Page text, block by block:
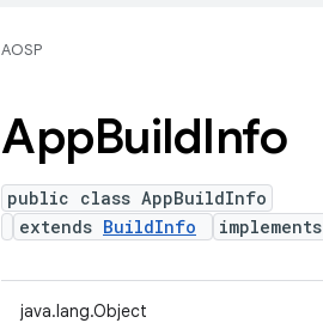
AOSP
AppBuildInfo
public class AppBuildInfo
extends BuildInfo implements
java.lang.Object